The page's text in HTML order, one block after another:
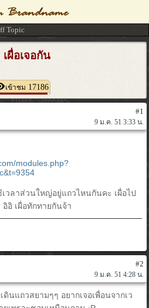
ผื่อเจอกัน
เข้าชม 17186
#1
9 ม.ค. 51 3:33 น.
modules.php?
วลาส่วนใหญ่อยู่แถวไหนกันคะ เผื่อไป
อิอิ เผื่อทักทายกันจ้า
#2
9 ม.ค. 51 4:28 น.
นแถวสยามๆๆ อยากเจอเพื่อนจากเว
Topic